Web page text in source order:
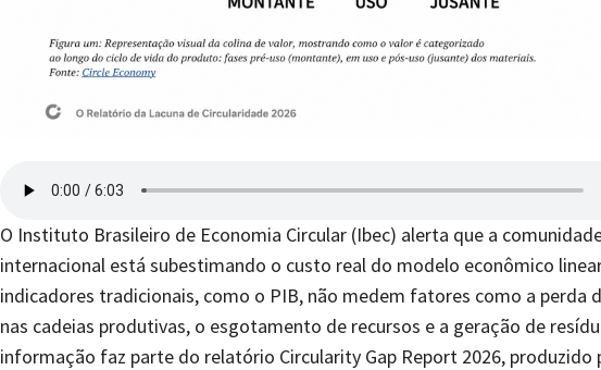
O Instituto Brasileiro de Economia Circular (Ibec) alerta que a
internacional está subestimando o custo real do modelo econômico
indicadores tradicionais, como o PIB, não medem fatores como a perda
nas cadeias produtivas, o esgotamento de recursos e a geração de
informação faz parte do relatório Circularity Gap Report 2026, produzido